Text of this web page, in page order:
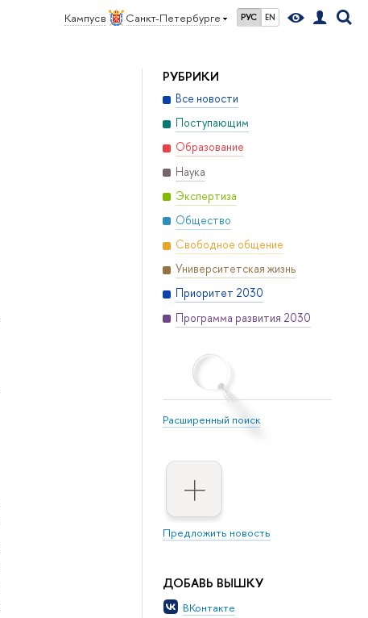
Кампус в Санкт-Петербурге РУС EN
РУБРИКИ
Все новости
Поступающим
Образование
Наука
Экспертиза
Общество
Свободное общение
Университетская жизнь
Приоритет 2030
Программа развития 2030
Расширенный поиск
Предложить новость
ДОБАВЬ ВЫШКУ
ВКонтакте